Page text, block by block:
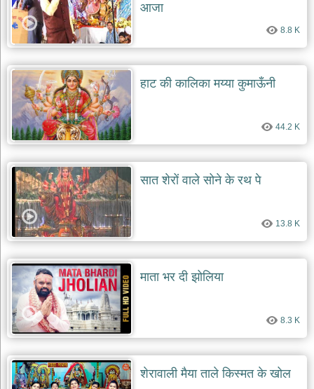
आजा
8.8 K
हाट की कालिका मय्या कुमाऊँनी
44.2 K
सात शेरों वाले सोने के रथ पे
13.8 K
माता भर दी झोलिया
8.3 K
शेरावाली मैया ताले किस्मत के खोल